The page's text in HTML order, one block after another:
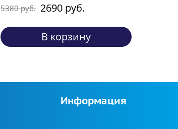
5380 руб. 2690 руб.
В корзину
Информация